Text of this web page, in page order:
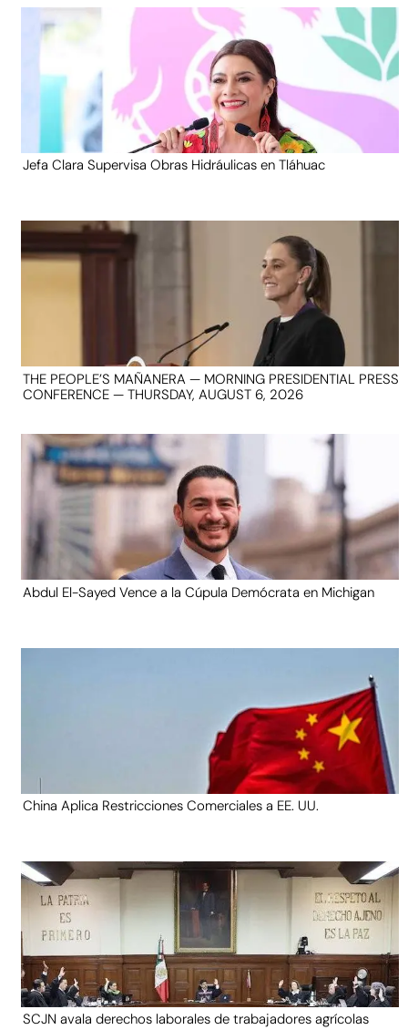
Jefa Clara Supervisa Obras Hidráulicas en Tláhuac
THE PEOPLE’S MAÑANERA — MORNING PRESIDENTIAL PRESS
CONFERENCE — THURSDAY, AUGUST 6, 2026
Abdul El-Sayed Vence a la Cúpula Demócrata en Michigan
China Aplica Restricciones Comerciales a EE. UU.
SCJN avala derechos laborales de trabajadores agrícolas